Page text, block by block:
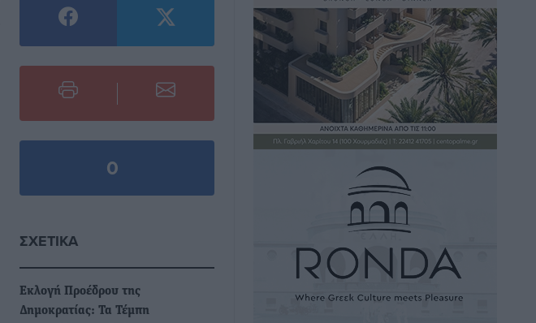
0
ΣΧΕΤΙΚΆ
Εκλογή Προέδρου της
Δημοκρατίας: Τα Τέμπη